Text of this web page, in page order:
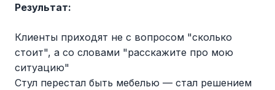
Результат:
Клиенты приходят не с вопросом "сколько
стоит", а со словами "расскажите про мою
ситуацию"
Стул перестал быть мебелью — стал решением